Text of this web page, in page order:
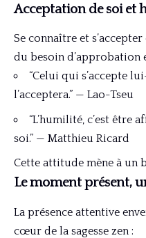
Acceptation de soi et
Se connaître et
du besoin d’approbation
“Celui qui s’accepte
l’acceptera.” — Lao-Tseu
“L’humilité, c’est être
soi.” — Matthieu Ricard
Cette attitude mène à un
Le moment présent,
La présence attentive
cœur de la sagesse zen :